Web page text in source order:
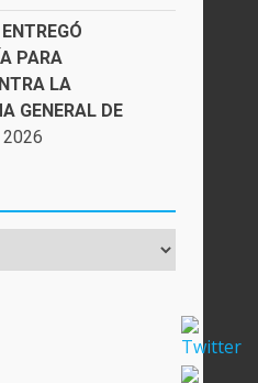
PARA
LA
GENERAL DE